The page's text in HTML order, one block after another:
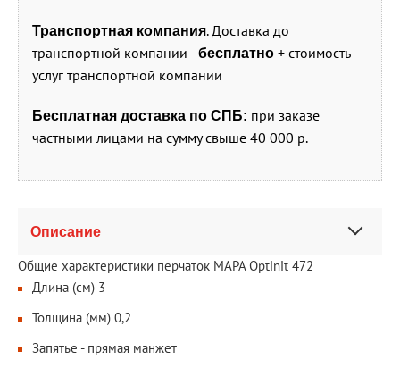
Транспортная компания. Доставка до
транспортной компании - бесплатно + стоимость
услуг транспортной компании
Бесплатная доставка по СПБ: при заказе
частными лицами на сумму свыше 40 000 р.
Описание
Общие характеристики перчаток MAPA Optinit 472
Длина (см) 3
Толщина (мм) 0,2
Запятье - прямая манжет